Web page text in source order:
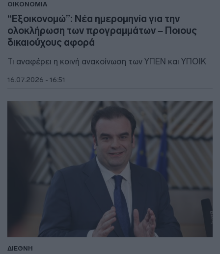
ΟΙΚΟΝΟΜΙΑ
“Εξοικονομώ”: Νέα ημερομηνία για την
ολοκλήρωση των προγραμμάτων – Ποιους
δικαιούχους αφορά
Τι αναφέρει η κοινή ανακοίνωση των ΥΠΕΝ και ΥΠΟΙΚ
16.07.2026 - 16:51
ΔΙΕΘΝΗ